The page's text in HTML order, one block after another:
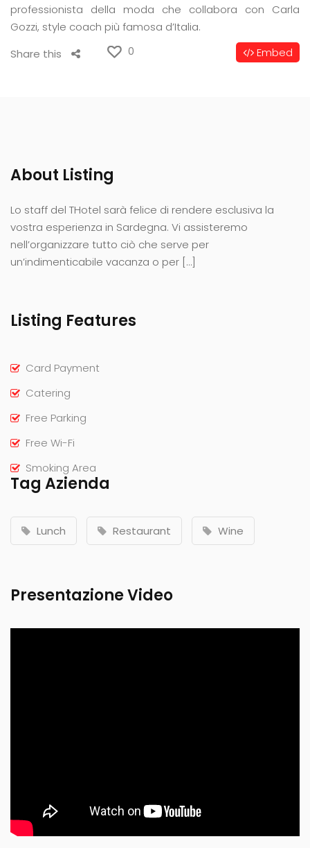
professionista della moda che collabora con Carla
Gozzi, style coach più famosa d’Italia.
Share this
0 Embed
About Listing
Lo staff del THotel sarà felice di rendere esclusiva la
vostra esperienza in Sardegna. Vi assisteremo
nell’organizzare tutto ciò che serve per
un’indimenticabile vacanza o per […]
Listing Features
Card Payment
Catering
Free Parking
Free Wi-Fi
Smoking Area
Tag Azienda
Lunch Restaurant Wine
Presentazione Video